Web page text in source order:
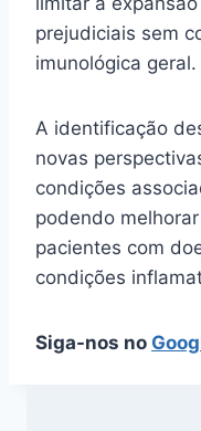
prejudiciais sem
imunológica geral.
A identificação
novas
condições
podendo
pacientes com
condições
Siga-nos no